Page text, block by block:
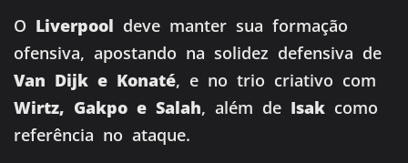
O Liverpool deve manter sua formação
ofensiva, apostando na solidez defensiva de
Van Dijk e Konaté, e no trio criativo com
Wirtz, Gakpo e Salah, além de Isak como
referência no ataque.